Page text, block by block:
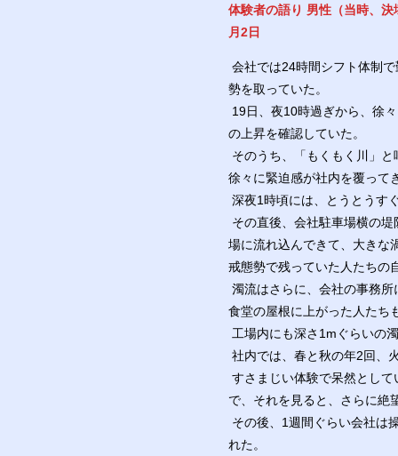
体験者の語り 男性（当時、
月2日
会社では24時間シフト体制
勢を取っていた。
19日、夜10時過ぎから、徐
の上昇を確認していた。
そのうち、「もくもく川」
徐々に緊迫感が社内を覆って
深夜1時頃には、とうとうす
その直後、会社駐車場横の
場に流れ込んできて、大きな
戒態勢で残っていた人たちの
濁流はさらに、会社の事務
食堂の屋根に上がった人たち
工場内にも深さ1mぐらいの
社内では、春と秋の年2回、
すさまじい体験で呆然とし
で、それを見ると、さらに絶
その後、1週間ぐらい会社は
れた。